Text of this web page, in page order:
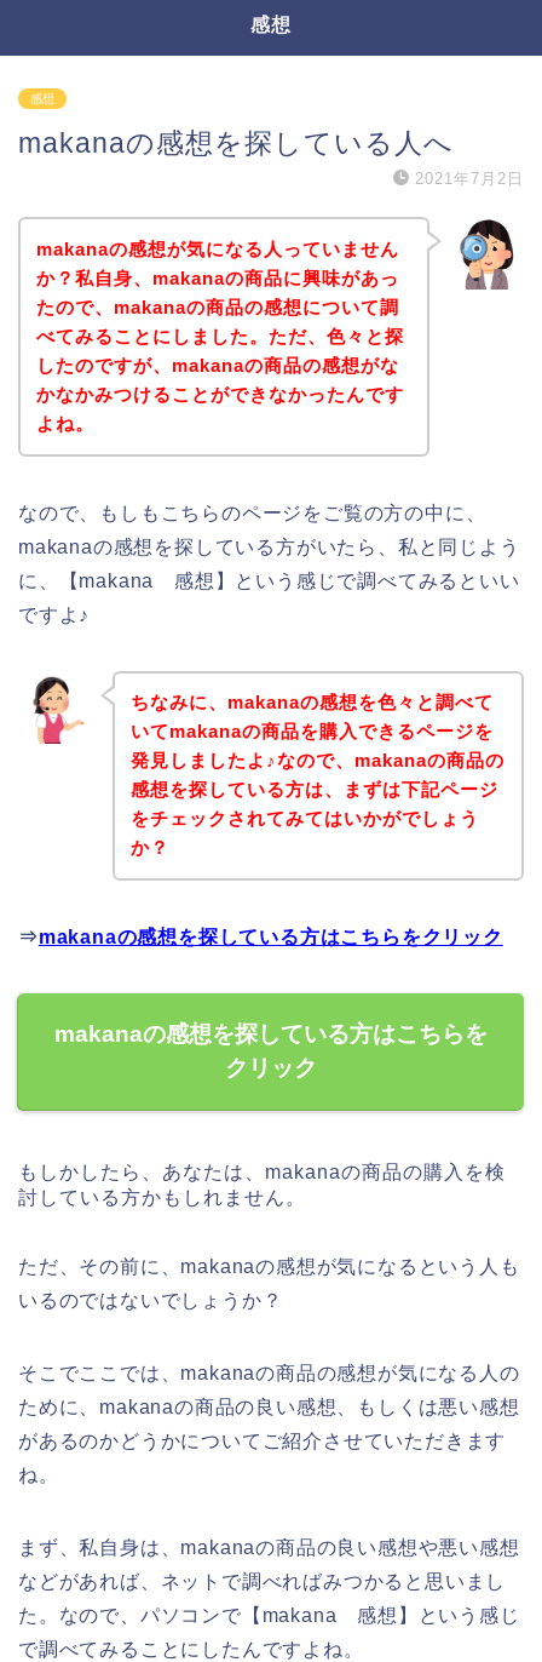
感想
感想
makanaの感想を探している人へ
2021年7月2日
makanaの感想が気になる人っていません
か？私自身、makanaの商品に興味があっ
たので、makanaの商品の感想について調
べてみることにしました。ただ、色々と探
したのですが、makanaの商品の感想がな
かなかみつけることができなかったんです
よね。
なので、もしもこちらのページをご覧の方の中に、
makanaの感想を探している方がいたら、私と同じよう
に、【makana 感想】という感じで調べてみるといい
ですよ♪
ちなみに、makanaの感想を色々と調べて
いてmakanaの商品を購入できるページを
発見しましたよ♪なので、makanaの商品の
感想を探している方は、まずは下記ページ
をチェックされてみてはいかがでしょう
か？
⇒makanaの感想を探している方はこちらをクリック
makanaの感想を探している方はこちらを
クリック
もしかしたら、あなたは、makanaの商品の購入を検
討している方かもしれません。
ただ、その前に、makanaの感想が気になるという人も
いるのではないでしょうか？
そこでここでは、makanaの商品の感想が気になる人の
ために、makanaの商品の良い感想、もしくは悪い感想
があるのかどうかについてご紹介させていただきます
ね。
まず、私自身は、makanaの商品の良い感想や悪い感想
などがあれば、ネットで調べればみつかると思いまし
た。なので、パソコンで【makana 感想】という感じ
で調べてみることにしたんですよね。